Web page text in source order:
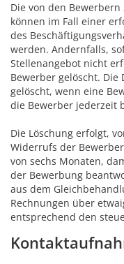
Die von den
können im Fall einer
des
werden. Andernfalls,
Stellenangebot nicht
Bewerber gelöscht.
gelöscht, wenn eine
die Bewerber jederzeit
Die Löschung erfolgt,
Widerrufs der
von sechs Monaten,
der Bewerbung
aus dem
Rechnungen über
entsprechend den